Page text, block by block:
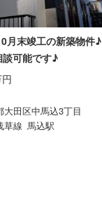
月末竣工の新築物件♪
談可能です♪
大田区中馬込3丁目
草線 馬込駅